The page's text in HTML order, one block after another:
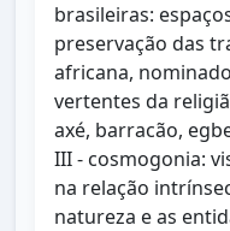
brasileiras:
preservação das
africana,
vertentes da
axé, barracão,
III - cosmogonia:
na relação
natureza e as